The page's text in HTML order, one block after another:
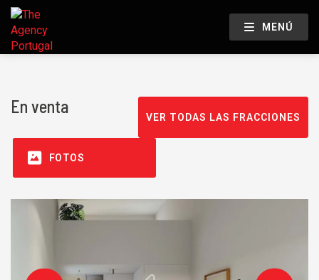
MENÚ
En venta
VER TODAS LAS FRACCIONES
FOTOS